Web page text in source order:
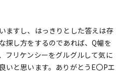
ますし、はっきりとした答えは存
探し方をするのであれば、Q幅を
フリケンシーをグルグルして気に
いと思います。ありがとうE〇Pエ